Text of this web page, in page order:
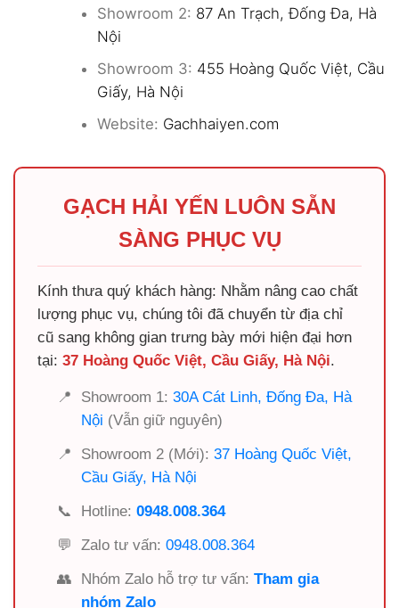
Showroom 2: 87 An Trạch, Đống Đa, Hà
Nội
Showroom 3: 455 Hoàng Quốc Việt, Cầu
Giấy, Hà Nội
Website: Gachhaiyen.com
GẠCH HẢI YẾN LUÔN SẴN
SÀNG PHỤC VỤ
Kính thưa quý khách hàng: Nhằm nâng cao chất
lượng phục vụ, chúng tôi đã chuyển từ địa chỉ
cũ sang không gian trưng bày mới hiện đại hơn
tại: 37 Hoàng Quốc Việt, Cầu Giấy, Hà Nội.
📍 Showroom 1: 30A Cát Linh, Đống Đa, Hà
Nội (Vẫn giữ nguyên)
📍
Showroom 2 (Mới): 37 Hoàng Quốc Việt,
Cầu Giấy, Hà Nội
📞
Hotline: 0948.008.364
💬
Zalo tư vấn: 0948.008.364
👥
Nhóm Zalo hỗ trợ tư vấn: Tham gia
nhóm Zalo